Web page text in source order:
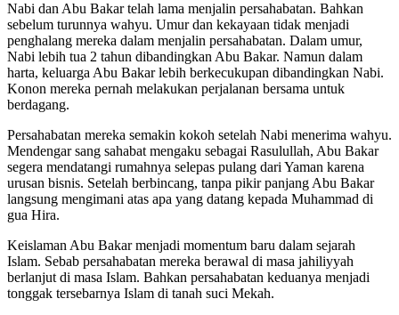
Nabi dan Abu Bakar telah lama menjalin persahabatan. Bahkan
sebelum turunnya wahyu. Umur dan kekayaan tidak menjadi
penghalang mereka dalam menjalin persahabatan. Dalam umur,
Nabi lebih tua 2 tahun dibandingkan Abu Bakar. Namun dalam
harta, keluarga Abu Bakar lebih berkecukupan dibandingkan Nabi.
Konon mereka pernah melakukan perjalanan bersama untuk
berdagang.
Persahabatan mereka semakin kokoh setelah Nabi menerima wahyu.
Mendengar sang sahabat mengaku sebagai Rasulullah, Abu Bakar
segera mendatangi rumahnya selepas pulang dari Yaman karena
urusan bisnis. Setelah berbincang, tanpa pikir panjang Abu Bakar
langsung mengimani atas apa yang datang kepada Muhammad di
gua Hira.
Keislaman Abu Bakar menjadi momentum baru dalam sejarah
Islam. Sebab persahabatan mereka berawal di masa jahiliyyah
berlanjut di masa Islam. Bahkan persahabatan keduanya menjadi
tonggak tersebarnya Islam di tanah suci Mekah.